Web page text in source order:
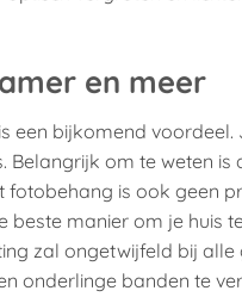
en meer
een bijkomend
om te weten
is ook geen
beste manier om je huis
zal ongetwijfeld bij
onderlinge banden te